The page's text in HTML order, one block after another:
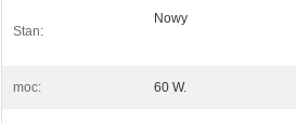
Stan:
Nowy
moc: 60 W.